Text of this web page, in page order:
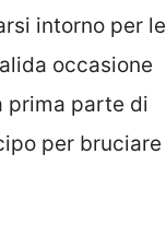
intorno per le
occasione
prima parte di
per bruciare